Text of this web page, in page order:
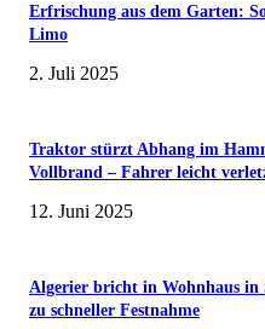
Erfrischung aus dem Garten:
Limo
2. Juli 2025
Traktor stürzt Abhang im
Vollbrand – Fahrer leicht
12. Juni 2025
Algerier bricht in Wohnhaus in
zu schneller Festnahme